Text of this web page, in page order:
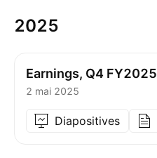
2025
Earnings, Q4 FY2025
2 mai 2025
Diapositives